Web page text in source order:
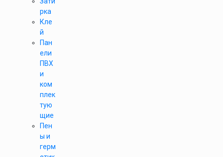
рка
Кле
й
Пан
ели
ПВХ
и
ком
плек
тую
щие
Пен
ы и
герм